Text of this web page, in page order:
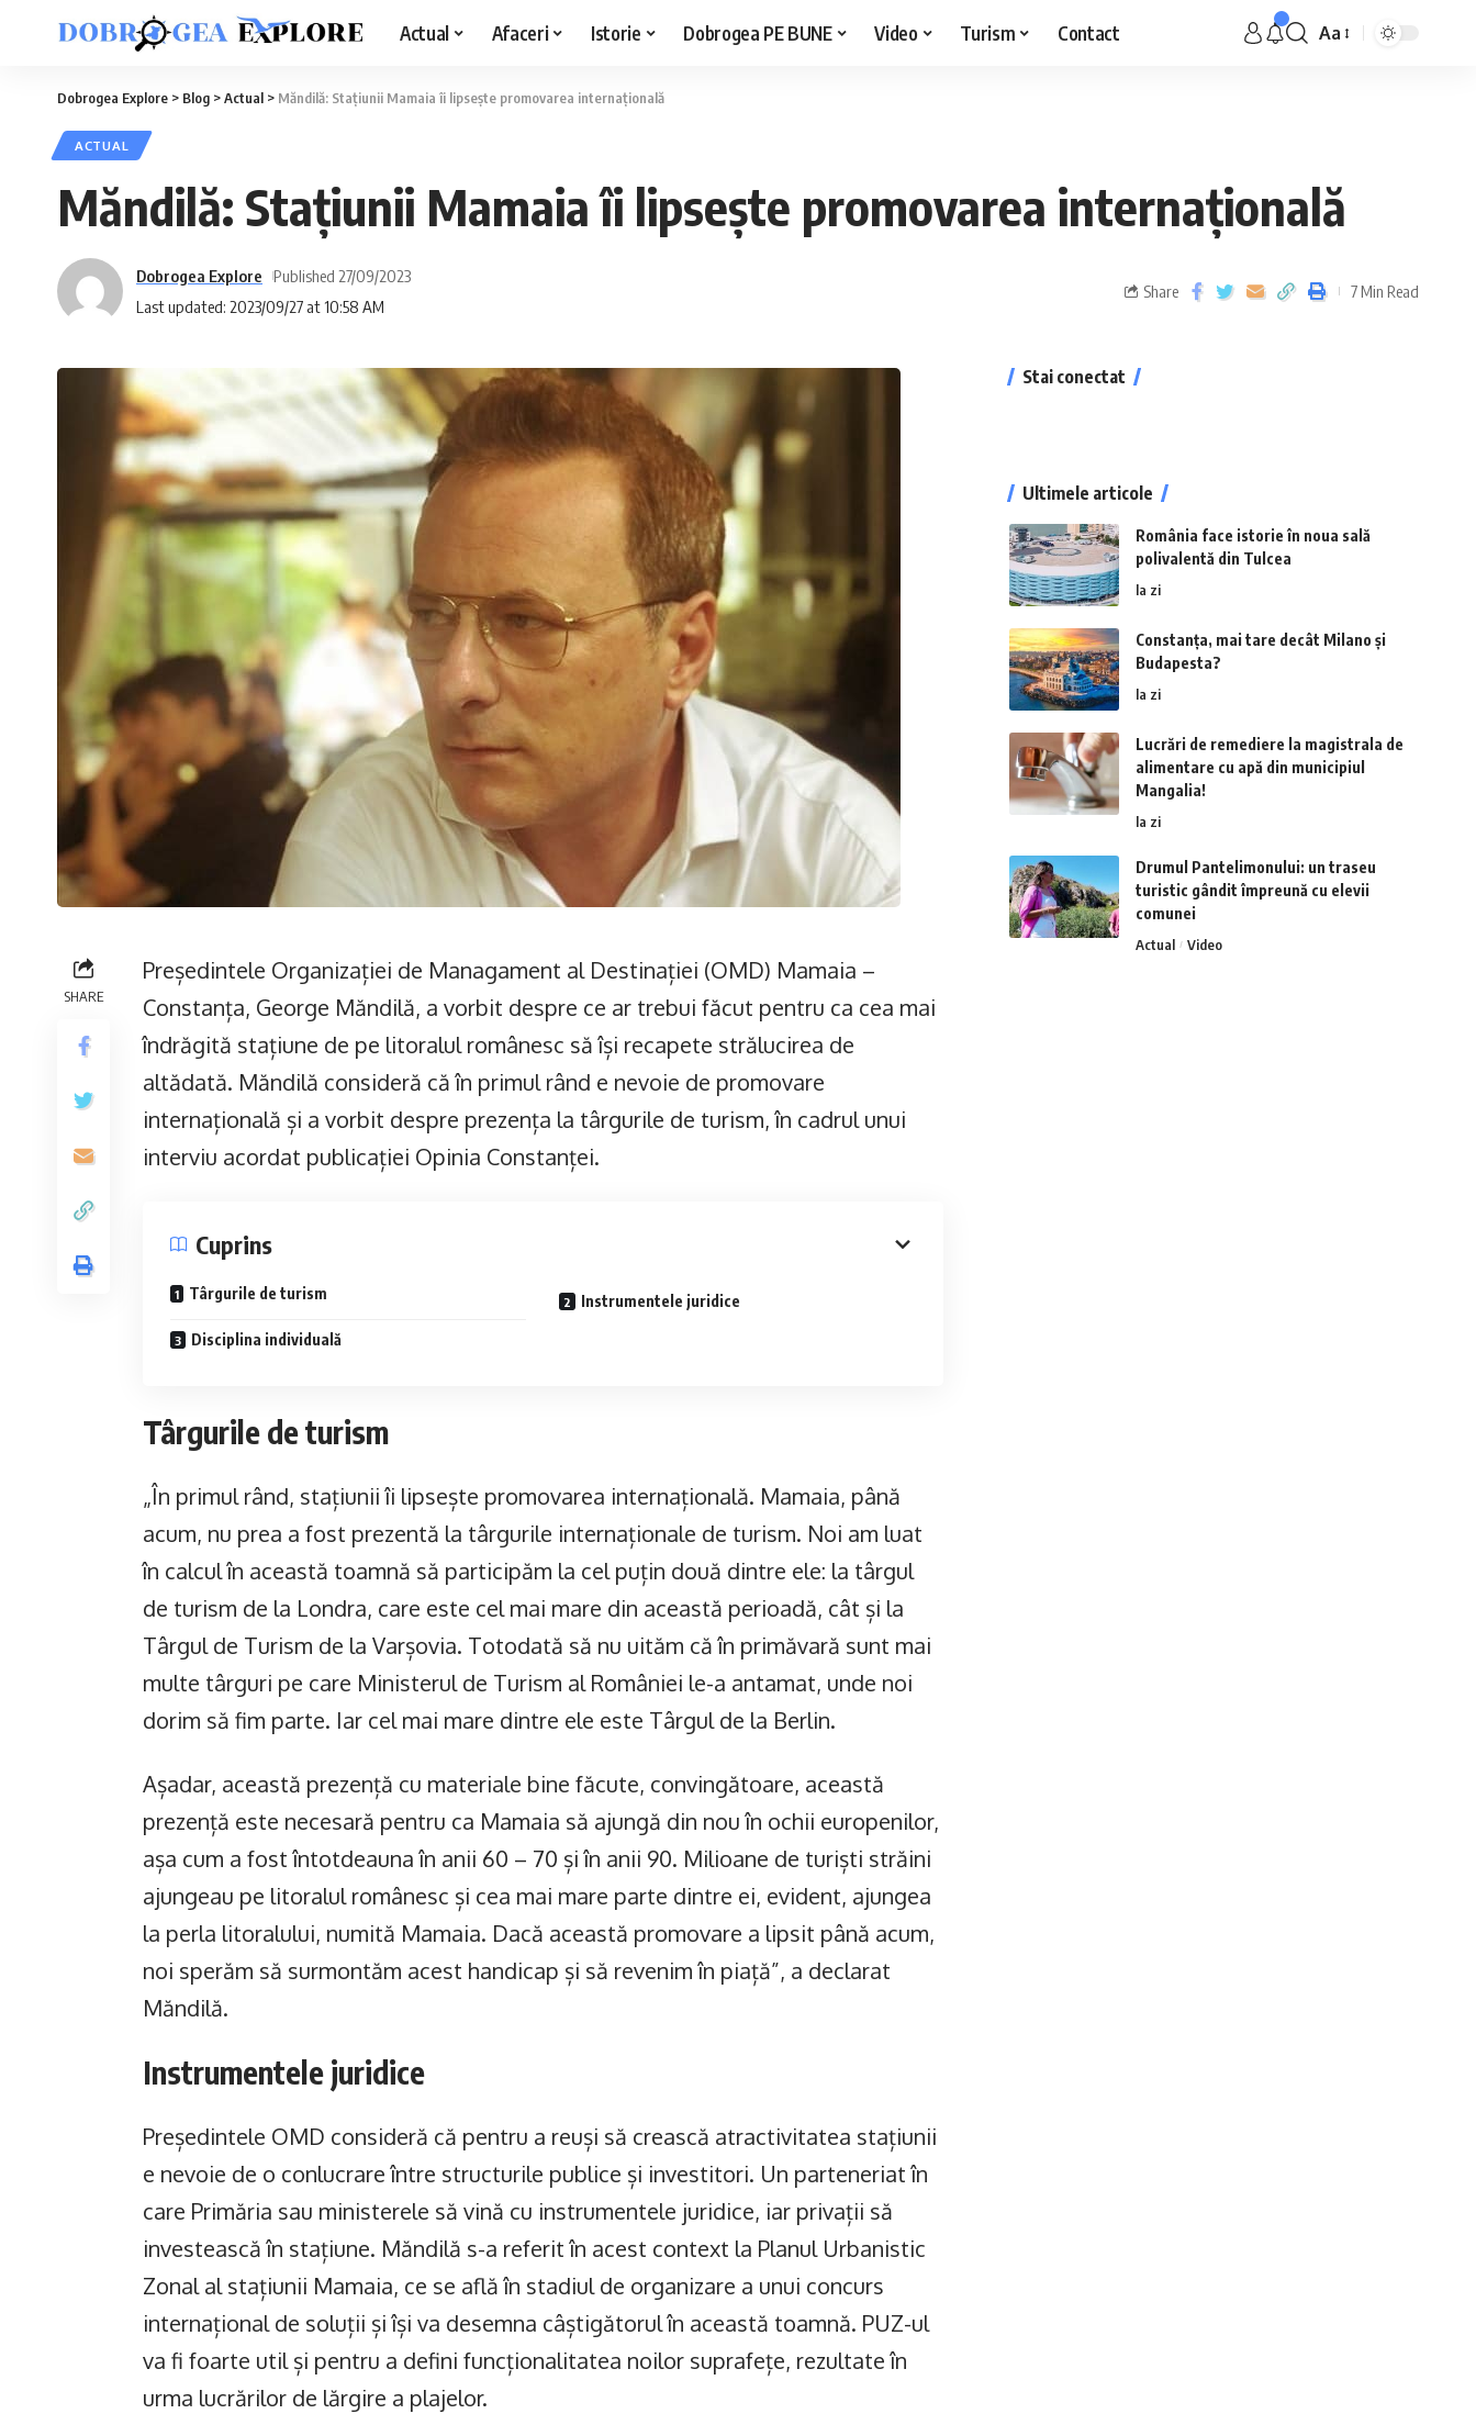
Actual Afaceri Istorie Dobrogea PE BUNE Video Turism Contact Aa
Dobrogea Explore > Blog >Actual > Măndilă: Stațiunii Mamaia îi lipsește promovarea internațională
ACTUAL
Măndilă: Stațiunii Mamaia îi lipsește promovarea internațională
Last updated: 2023/09/27 at 10:58 AM
Dobrogea Explore Published 27/09/2023
Share 7 Min Read
SHARE
Președintele Organizației de Managament al Destinației (OMD) Mamaia –
Constanța, George Măndilă, a vorbit despre ce ar trebui făcut pentru ca cea mai
îndrăgită stațiune de pe litoralul românesc să își recapete strălucirea de
altădată. Măndilă consideră că în primul rând e nevoie de promovare
internațională și a vorbit despre prezența la târgurile de turism, în cadrul unui
interviu acordat publicației Opinia Constanței.
Cuprins
Târgurile de turism Instrumentele juridice
Disciplina individuală
Târgurile de turism
„În primul rând, stațiunii îi lipsește promovarea internațională. Mamaia, până
acum, nu prea a fost prezentă la târgurile internaționale de turism. Noi am luat
în calcul în această toamnă să participăm la cel puțin două dintre ele: la târgul
de turism de la Londra, care este cel mai mare din această perioadă, cât și la
Târgul de Turism de la Varșovia. Totodată să nu uităm că în primăvară sunt mai
multe târguri pe care Ministerul de Turism al României le-a antamat, unde noi
dorim să fim parte. Iar cel mai mare dintre ele este Târgul de la Berlin.
Așadar, această prezență cu materiale bine făcute, convingătoare, această
prezență este necesară pentru ca Mamaia să ajungă din nou în ochii europenilor,
așa cum a fost întotdeauna în anii 60 – 70 și în anii 90. Milioane de turiști străini
ajungeau pe litoralul românesc și cea mai mare parte dintre ei, evident, ajungea
la perla litoralului, numită Mamaia. Dacă această promovare a lipsit până acum,
noi sperăm să surmontăm acest handicap și să revenim în piață”, a declarat
Măndilă.
Instrumentele juridice
Președintele OMD consideră că pentru a reuși să crească atractivitatea stațiunii
e nevoie de o conlucrare între structurile publice și investitori. Un parteneriat în
care Primăria sau ministerele să vină cu instrumentele juridice, iar privații să
investească în stațiune. Măndilă s-a referit în acest context la Planul Urbanistic
Zonal al stațiunii Mamaia, ce se află în stadiul de organizare a unui concurs
internațional de soluții și își va desemna câștigătorul în această toamnă. PUZ-ul
va fi foarte util și pentru a defini funcționalitatea noilor suprafețe, rezultate în
urma lucrărilor de lărgire a plajelor.
Stai conectat
Ultimele articole
România face istorie în noua sală
polivalentă din Tulcea
la zi
Constanța, mai tare decât Milano și
Budapesta?
la zi
Lucrări de remediere la magistrala de
alimentare cu apă din municipiul
Mangalia!
la zi
Drumul Pantelimonului: un traseu
turistic gândit împreună cu elevii
comunei
Actual Video